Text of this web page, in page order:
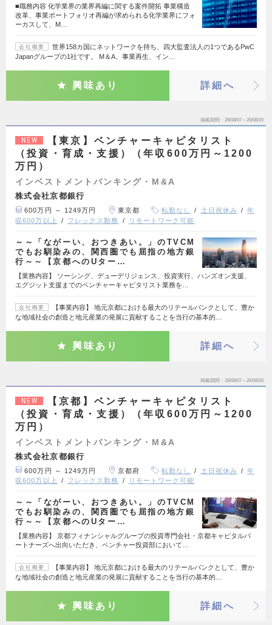
■職務内容 化学業界の業界再編に関する案件開拓 事業構造
改革、事業ポートフォリオ再編が求められる化学業界にフォ
ーカスして、M…
会社概要
世界158カ国にネットワークを持ち、四大監査法人の1つであるPwC
Japanグループの1社です。 M＆A、事業再生、イン…
興味あり 詳細へ
掲載期間 26/08/07～26/08/20
NEW
【東京】ベンチャーキャピタリスト
（投資・育成・支援）（年収600万円～1200
万円）
インベストメントバンキング・M&A
株式会社京都銀行
600万円 ～ 1249万円 東京都 転勤なし 土日祝休み
年
収600万以上
フレックス勤務 リモートワーク可能
～～「ながーい、おつきあい。」のTVCM
でもお馴染みの、関西圏でも屈指の地方銀
行～～【京都へのUター…
【業務内容】 ソーシング、デューデリジェンス、投資実行、ハンズオン支援、
エグジット支援までのベンチャーキャピタリスト業務を…
会社概要
【事業内容】 地元京都における最大のリテールバンクとして、豊か
な地域社会の創造と地元産業の発展に貢献することを当行の基本的…
興味あり 詳細へ
掲載期間 26/08/07～26/08/20
NEW
【京都】ベンチャーキャピタリスト
（投資・育成・支援）（年収600万円～1200
万円）
インベストメントバンキング・M&A
株式会社京都銀行
600万円 ～ 1249万円 京都府 転勤なし 土日祝休み
年
収600万以上
フレックス勤務 リモートワーク可能
～～「ながーい、おつきあい。」のTVCM
でもお馴染みの、関西圏でも屈指の地方銀
行～～【京都へのUター…
【業務内容】 京都フィナンシャルグループの投資専門会社・京都キャピタルパ
ートナーズへ出向いただき、ベンチャー投資部において…
会社概要
【事業内容】 地元京都における最大のリテールバンクとして、豊か
な地域社会の創造と地元産業の発展に貢献することを当行の基本的…
興味あり 詳細へ